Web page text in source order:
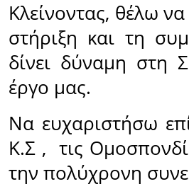
Κλείνοντας, θέλω
στήριξη και τη
δίνει δύναμη στη
έργο μας.
Να ευχαριστήσω
Κ.Σ , τις
την πολύχρονη